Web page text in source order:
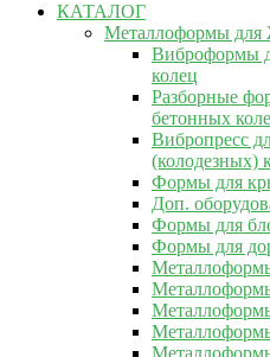
КАТАЛОГ
Металлоформы
Виброформы
колец
Разборные
бетонных
Вибропресс
(колодезных)
Формы для
Доп.
Формы для
Формы для